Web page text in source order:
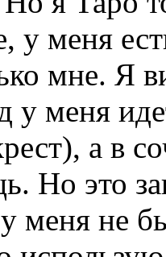
у меня
мне. Я
меня
а в
Но это
меня не